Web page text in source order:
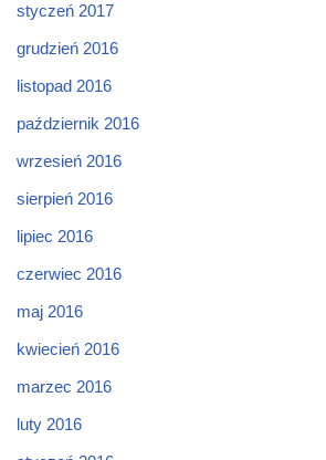
styczeń 2017
grudzień 2016
listopad 2016
październik 2016
wrzesień 2016
sierpień 2016
lipiec 2016
czerwiec 2016
maj 2016
kwiecień 2016
marzec 2016
luty 2016